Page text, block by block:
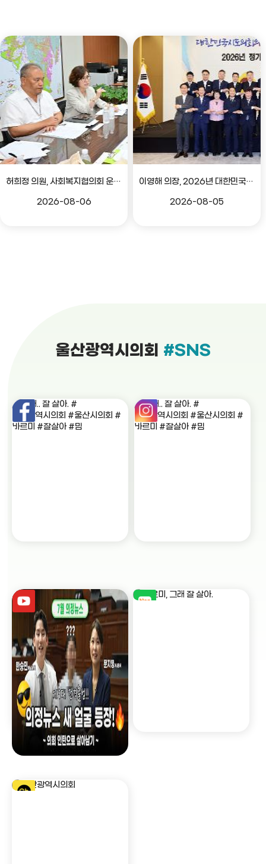
허희정 의원, 사회복지협의회 운영 관련 간담회
2026-08-06
이영해 의장, 2026년 대한민국시도의회의장협의회 정기회 참석
2026-08-05
울산광역시의회 #SNS